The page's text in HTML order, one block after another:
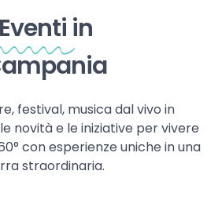
Eventi in
festival, musica dal vivo in
novità e le iniziative per vivere
con esperienze uniche in una
straordinaria.